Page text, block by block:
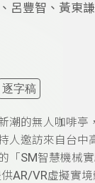
呂豐智、黃東
逐字稿
潮的無人咖啡亭
人邀訪來自台
「 SM智慧機械
AR/VR虛擬實